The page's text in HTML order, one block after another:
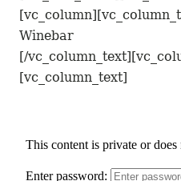
Winebar
[/
[vc_column_text]